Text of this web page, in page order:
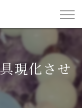
現化させ